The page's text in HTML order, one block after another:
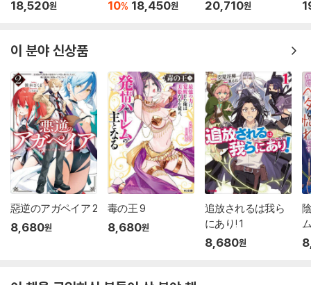
18,520원 10% 18,450원 20,710원
이 분야 신상품
惡逆のアガペイア 2
8,680원
毒の王 9
8,680원
追放されるは我ら
にあり! 1
8,680원
4